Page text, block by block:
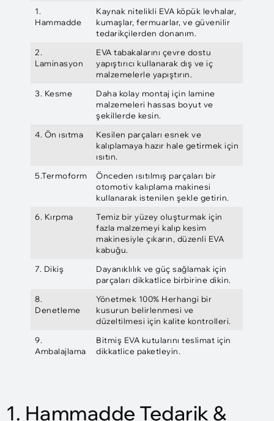
1.
Hammadde
Kaynak nitelikli EVA köpük levhalar,
kumaşlar, fermuarlar, ve güvenilir
tedarikçilerden donanım.
2.
Laminasyon
EVA tabakalarını çevre dostu
yapıştırıcı kullanarak dış ve iç
malzemelerle yapıştırın.
3. Kesme
Daha kolay montaj için lamine
malzemeleri hassas boyut ve
şekillerde kesin.
4. Ön ısıtma
Kesilen parçaları esnek ve
kalıplamaya hazır hale getirmek için
ısıtın.
5.Termoform
Önceden ısıtılmış parçaları bir
otomotiv kalıplama makinesi
kullanarak istenilen şekle getirin.
6. Kırpma
Temiz bir yüzey oluşturmak için
fazla malzemeyi kalıp kesim
makinesiyle çıkarın, düzenli EVA
kabuğu.
7. Dikiş
Dayanıklılık ve güç sağlamak için
parçaları dikkatlice birbirine dikin.
8.
Denetleme
Yönetmek 100% Herhangi bir
kusurun belirlenmesi ve
düzeltilmesi için kalite kontrolleri.
9.
Ambalajlama
Bitmiş EVA kutularını teslimat için
dikkatlice paketleyin.
1. Hammadde Tedarik &